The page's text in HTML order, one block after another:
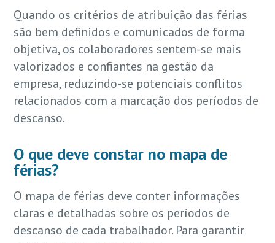
Quando os critérios de atribuição das férias
são bem definidos e comunicados de forma
objetiva, os colaboradores sentem-se mais
valorizados e confiantes na gestão da
empresa, reduzindo-se potenciais conflitos
relacionados com a marcação dos períodos de
descanso.
O que deve constar no mapa de
férias?
O mapa de férias deve conter informações
claras e detalhadas sobre os períodos de
descanso de cada trabalhador. Para garantir